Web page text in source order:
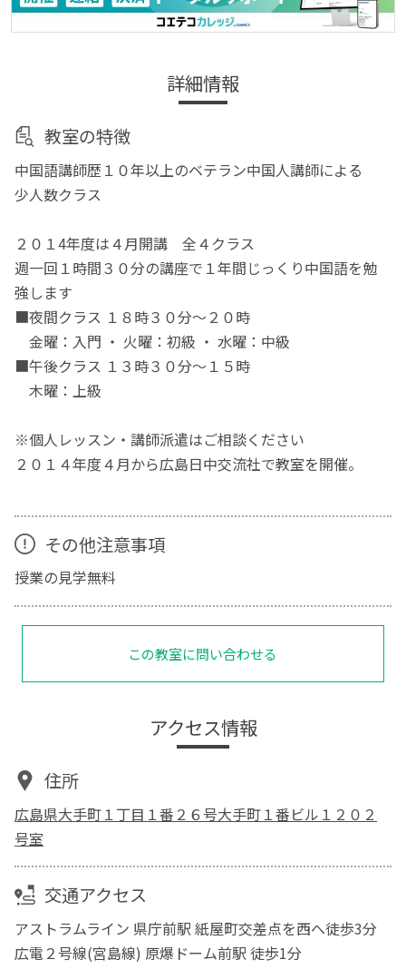
詳細情報
教室の特徴
中国語講師歴１０年以上のベテラン中国人講師による
少人数クラス
２０１4年度は４月開講 全４クラス
週一回１時間３０分の講座で１年間じっくり中国語を勉
強します
■夜間クラス １８時３０分～２０時
金曜：入門 ・ 火曜：初級 ・ 水曜：中級
■午後クラス １３時３０分～１５時
木曜：上級
※個人レッスン・講師派遣はご相談ください
２０１４年度４月から広島日中交流社で教室を開催。
その他注意事項
授業の見学無料
この教室に問い合わせる
アクセス情報
住所
広島県大手町１丁目１番２６号大手町１番ビル１２０２
号室
交通アクセス
アストラムライン 県庁前駅 紙屋町交差点を西へ徒歩3分
広電２号線(宮島線) 原爆ドーム前駅 徒歩1分